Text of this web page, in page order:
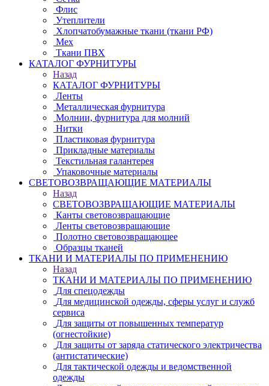
Флис
Утеплители
Хлопчатобумажные ткани (ткани РФ)
Мех
Ткани ПВХ
КАТАЛОГ ФУРНИТУРЫ
Назад
КАТАЛОГ ФУРНИТУРЫ
Ленты
Металлическая фурнитура
Молнии, фурнитура для молний
Нитки
Пластиковая фурнитура
Прикладные материалы
Текстильная галантерея
Упаковочные материалы
СВЕТОВОЗВРАЩАЮЩИЕ МАТЕРИАЛЫ
Назад
СВЕТОВОЗВРАЩАЮЩИЕ МАТЕРИАЛЫ
Канты световозвращающие
Ленты световозвращающие
Полотно световозвращающее
Образцы тканей
ТКАНИ И МАТЕРИАЛЫ ПО ПРИМЕНЕНИЮ
Назад
ТКАНИ И МАТЕРИАЛЫ ПО ПРИМЕНЕНИЮ
Для спецодежды
Для медицинской одежды, сферы услуг и служб
сервиса
Для защиты от повышенных температур
(огнестойкие)
Для защиты от заряда статического электричества
(антистатические)
Для тактической одежды и ведомственной
одежды